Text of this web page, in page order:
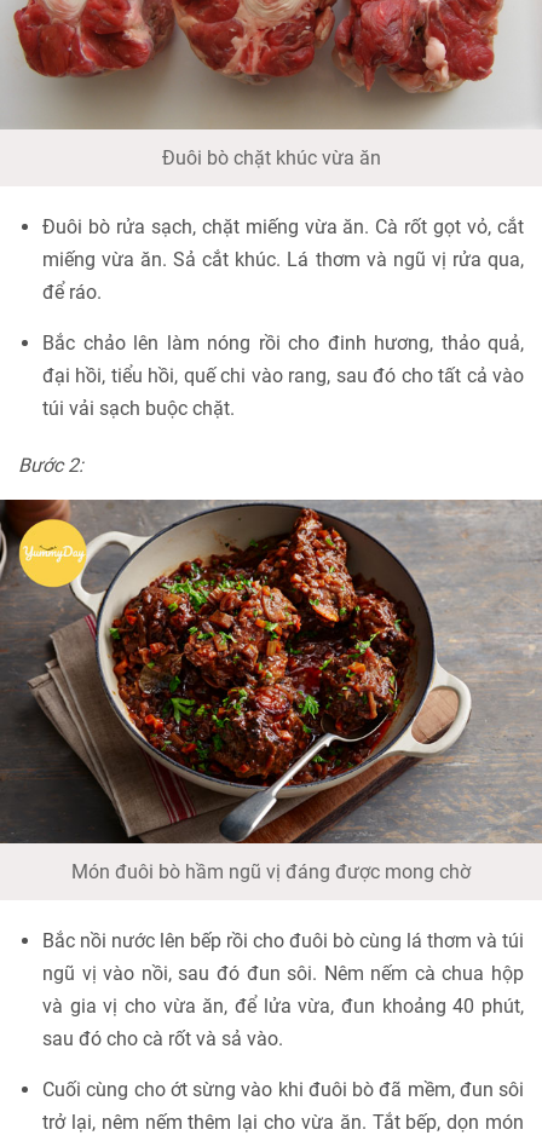
Đuôi bò chặt khúc vừa ăn
Đuôi bò rửa sạch, chặt miếng vừa ăn. Cà rốt gọt vỏ, cắt
miếng vừa ăn. Sả cắt khúc. Lá thơm và ngũ vị rửa qua,
để ráo.
Bắc chảo lên làm nóng rồi cho đinh hương, thảo quả,
đại hồi, tiểu hồi, quế chi vào rang, sau đó cho tất cả vào
túi vải sạch buộc chặt.
Bước 2:
Món đuôi bò hầm ngũ vị đáng được mong chờ
Bắc nồi nước lên bếp rồi cho đuôi bò cùng lá thơm và túi
ngũ vị vào nồi, sau đó đun sôi. Nêm nếm cà chua hộp
và gia vị cho vừa ăn, để lửa vừa, đun khoảng 40 phút,
sau đó cho cà rốt và sả vào.
Cuối cùng cho ớt sừng vào khi đuôi bò đã mềm, đun sôi
trở lại, nêm nếm thêm lại cho vừa ăn. Tắt bếp, dọn món